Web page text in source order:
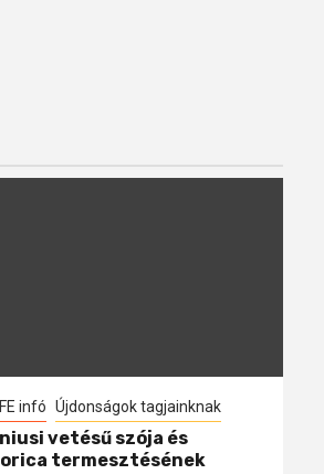
infó Újdonságok tagjainknak
vetésű szója és
termesztésének